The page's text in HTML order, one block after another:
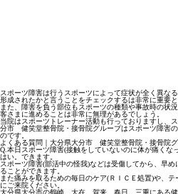
スポーツ障害は行うスポーツによって症状が全く異な
形成されたかと言うことをチェックするは非常に重要と
また、障害を負う部位もスポーツの種類や事故時の状
客さまに進めることは非常に無理があるでしょう。
当院はスポーツトレーナー活動も行っておりますし、
分市 健笑堂整骨院・接骨院グループはスポーツ障害
のです。
よくある質問｜大分県大分市 健笑堂整骨院・接骨院
Q.本日スポーツ障害(接触をしていないのに体が痛くな
はい。できます。
スポーツ障害(部活中の怪我)などは受傷してから、早
ることができます。
また痛みを取るための毎日のケア(ＲＩＣＥ処置)や、
にご来院ください。
大分県大分市の鶴崎、大在、賀来、春日、三重にある